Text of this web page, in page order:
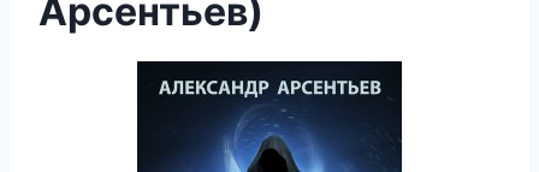
Арсентьев)